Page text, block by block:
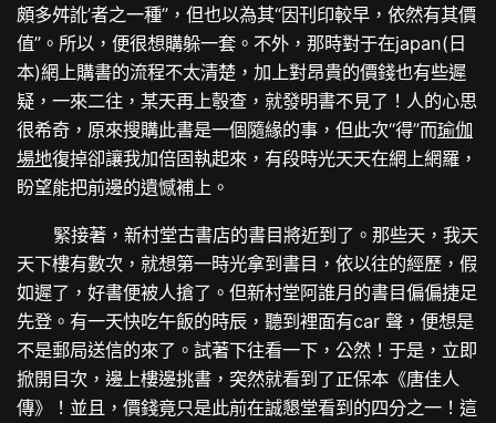
頗多舛訛’者之一種”，但也以為其“因刊印較早，依然有其價
值”。所以，便很想購躲一套。不外，那時對于在japan(日
本)網上購書的流程不太清楚，加上對昂貴的價錢也有些遲
疑，一來二往，某天再上彀查，就發明書不見了！人的心思
很希奇，原來搜購此書是一個隨緣的事，但此次“得”而瑜伽
場地復掉卻讓我加倍固執起來，有段時光天天在網上網羅，
盼望能把前邊的遺憾補上。
緊接著，新村堂古書店的書目將近到了。那些天，我天
天下樓有數次，就想第一時光拿到書目，依以往的經歷，假
如遲了，好書便被人搶了。但新村堂阿誰月的書目偏偏捷足
先登。有一天快吃午飯的時辰，聽到裡面有car 聲，便想是
不是郵局送信的來了。試著下往看一下，公然！于是，立即
掀開目次，邊上樓邊挑書，突然就看到了正保本《唐佳人
傳》！並且，價錢竟只是此前在誠懇堂看到的四分之一！這